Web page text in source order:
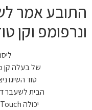
התובע אמר
ונרפומפ וקן
טוד השיגו
הבית לשעבר